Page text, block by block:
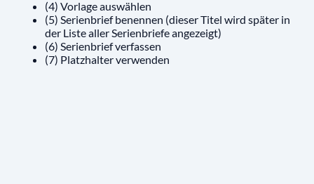
(4) Vorlage auswählen
(5) Serienbrief benennen (dieser Titel wird später in
der Liste aller Serienbriefe angezeigt)
(6) Serienbrief verfassen
(7) Platzhalter verwenden